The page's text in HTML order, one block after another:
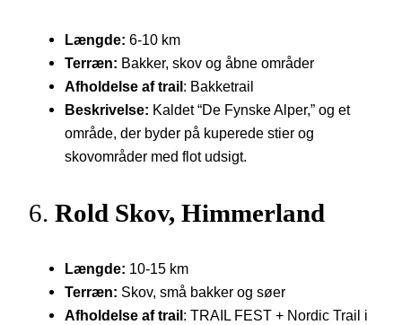
Længde: 6-10 km
Terræn: Bakker, skov og åbne områder
Afholdelse af trail : Bakketrail
Beskrivelse: Kaldet “De Fynske Alper,” og et
område, der byder på kuperede stier og
skovområder med flot udsigt.
6. Rold Skov, Himmerland
Længde: 10-15 km
Terræn: Skov, små bakker og søer
Afholdelse af trail: TRAIL FEST + Nordic Trail i